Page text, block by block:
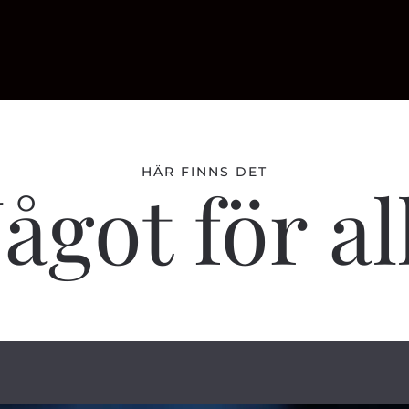
HÄR FINNS DET
för